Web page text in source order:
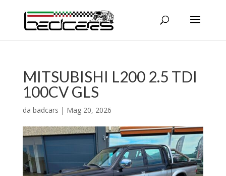
MITSUBISHI L200 2.5 TDI
100CV GLS
da badcars | Mag 20, 2026